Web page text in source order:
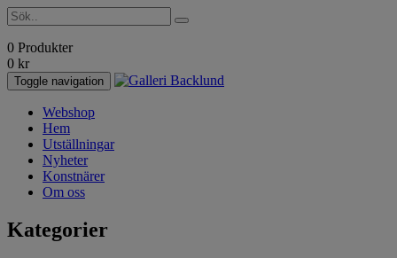
0 Produkter
0 kr
Toggle navigation
Webshop
Hem
Utställningar
Nyheter
Konstnärer
Om oss
Kategorier